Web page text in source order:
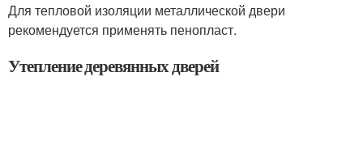
Для тепловой изоляции металлической двери
рекомендуется применять пенопласт.
Утепление деревянных дверей